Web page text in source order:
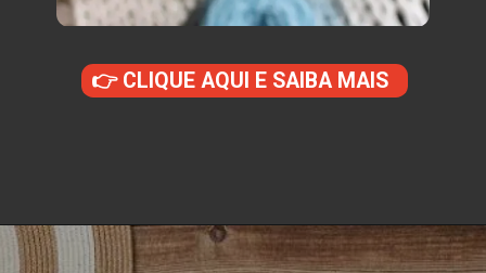
👉 CLIQUE AQUI E SAIBA MAIS